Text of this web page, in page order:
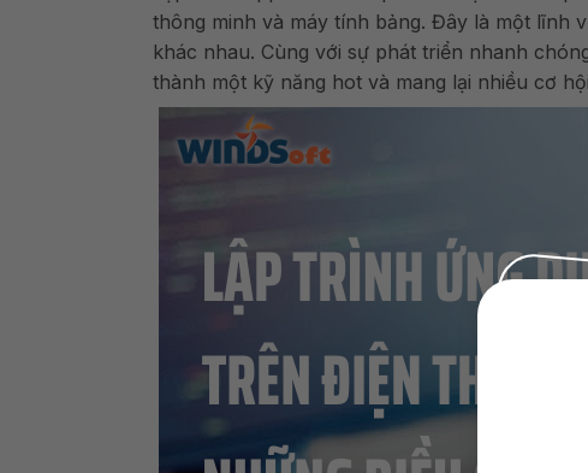
thông minh và máy tính bảng. Đây là một lĩnh
khác nhau. Cùng với sự phát triển nhanh
thành một kỹ năng hot và mang lại nhiều cơ